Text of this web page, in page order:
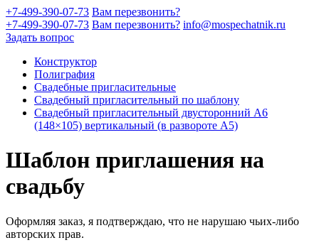
+7-499-390-07-73 Вам перезвонить?
+7-499-390-07-73 Вам перезвонить? info@mospechatnik.ru
Задать вопрос
Конструктор
Полиграфия
Свадебные пригласительные
Свадебный пригласительный по шаблону
Свадебный пригласительный двусторонний A6
(148×105) вертикальный (в развороте А5)
Шаблон приглашения на
свадьбу
Оформляя заказ, я подтверждаю, что не нарушаю чьих-либо
авторских прав.